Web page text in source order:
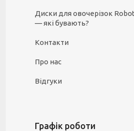
Диски для овочерізок
— які бувають?
Контакти
Про нас
Відгуки
Графік роботи